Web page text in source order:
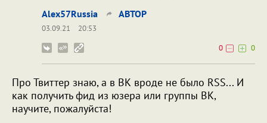
Alex57Russia ABTOP
03.09.21
20:53
0
0
Про Твиттер знаю, а в ВК вроде не было RSS... И
как получить фид из юзера или группы ВК,
научите, пожалуйста!